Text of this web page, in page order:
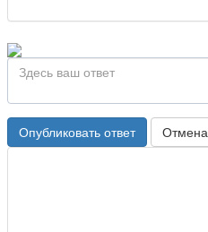
Опубликовать ответ Отмена